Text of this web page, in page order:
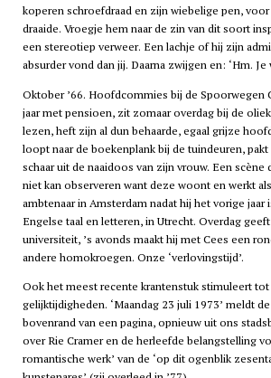
koperen schroefdraad en zijn wiebelige pen,
draaide. Vroegje hem naar de zin van dit soort
een stereotiep verweer. Een lachje of hij zijn
absurder vond dan jij. Daarna zwijgen en: ‘Hm.
Oktober ’66. Hoofdcommies bij de Spoorwegen
jaar met pensioen, zit zomaar overdag bij de
lezen, heft zijn al dun behaarde, egaal grijze
loopt naar de boekenplank bij de tuindeuren,
schaar uit de naaidoos van zijn vrouw. Een
niet kan observeren want deze woont en werkt
ambtenaar in Amsterdam nadat hij het vorige jaar
Engelse taal en letteren, in Utrecht. Overdag
universiteit, ’s avonds maakt hij met Cees een
andere homokroegen. Onze ‘verlovingstijd’.
Ook het meest recente krantenstuk stimuleert
gelijktijdigheden. ‘Maandag 23 juli 1973’ meldt
bovenrand van een pagina, opnieuw uit ons
over Rie Cramer en de herleefde belangstelling
romantische werk’ van de ‘op dit ogenblik